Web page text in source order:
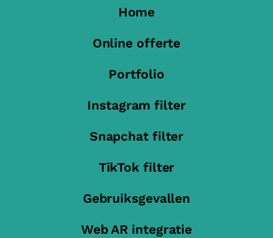
Home
Online offerte
Portfolio
Instagram filter
Snapchat filter
TikTok filter
Gebruiksgevallen
Web AR integratie